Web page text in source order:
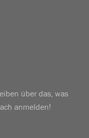
über das, was
anmelden!